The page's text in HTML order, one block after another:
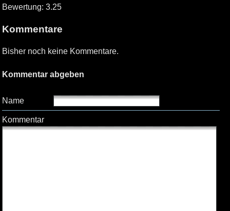
Bewertung: 3.25
Kommentare
Bisher noch keine Kommentare.
Kommentar abgeben
Name
Kommentar